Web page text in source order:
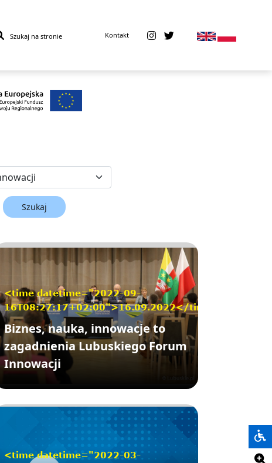
Kontakt
<time datetime="2022-09-
16T08:27:17+02:00">16.09.2022</time>
Biznes, nauka, innowacje to
zagadnienia Lubuskiego Forum
Innowacji
<time datetime="2022-03-